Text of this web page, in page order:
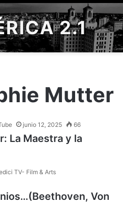
2.1
Mutter
junio 12, 2025 66
La Maestra y la
TV- Film & Arts
Von